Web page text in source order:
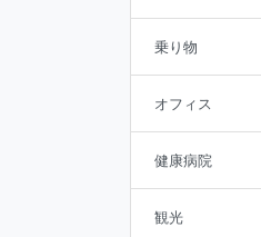
乗り物
オフィス
健康病院
観光